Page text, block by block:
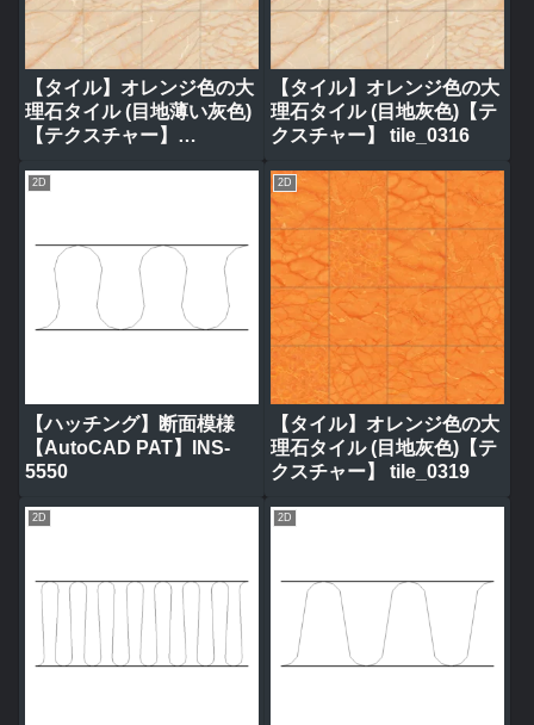
【タイル】オレンジ色の大
理石タイル (目地薄い灰色)
【テクスチャー】
【タイル】オレンジ色の大
理石タイル (目地灰色)【テ
クスチャー】 tile_0316
2D
【ハッチング】断面模様
【AutoCAD PAT】INS-
5550
2D
【タイル】オレンジ色の大
理石タイル (目地灰色)【テ
クスチャー】 tile_0319
2D 2D